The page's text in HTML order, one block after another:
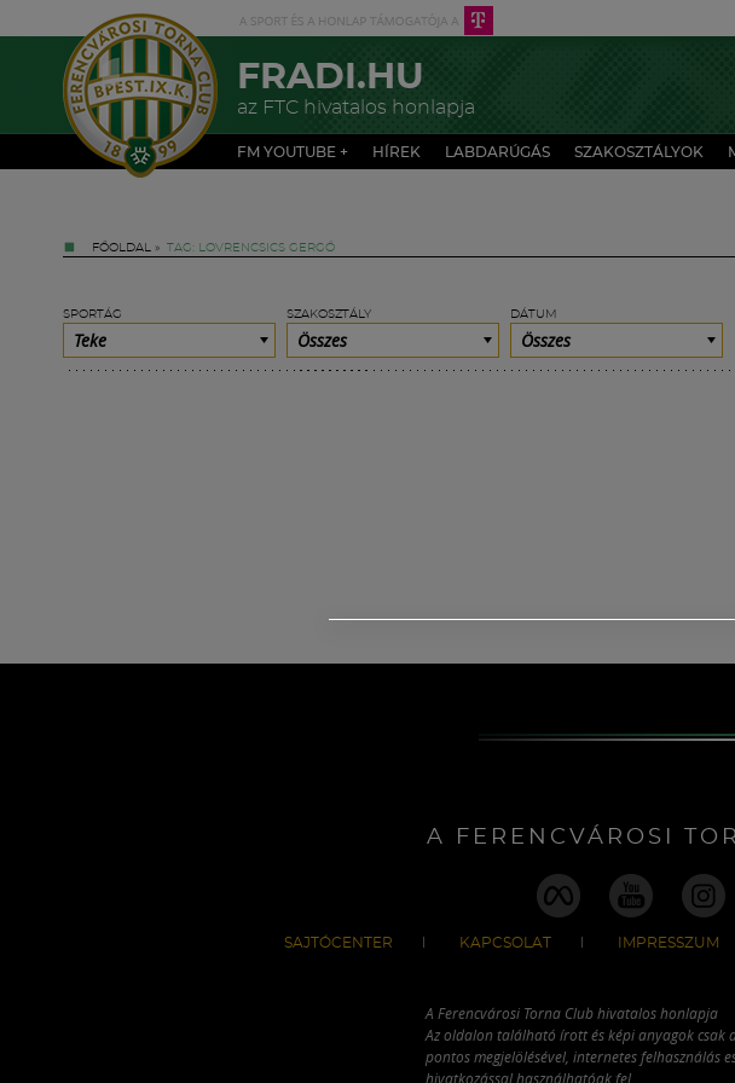
FRADI.HU
az FTC hivatalos honlapja
FM YOUTUBE + HÍREK LABDARÚGÁS SZAKOSZTÁLYOK
FŐOLDAL » TAG: LOVRENCSICS GERGŐ
SPORTÁG
Teke
SZAKOSZTÁLY
Összes
DÁTUM
Összes
A FERENCVÁROSI
SAJTÓCENTER KAPCSOLAT IMPRESSZUM
A Ferencvárosi Torna Club hivatalos honlapja
Az oldalon található írott és képi anyagok csak
pontos megjelölésével, internetes felhasználás
hivatkozással használhatóak fel.